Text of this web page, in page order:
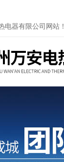
电器有限公司网站！